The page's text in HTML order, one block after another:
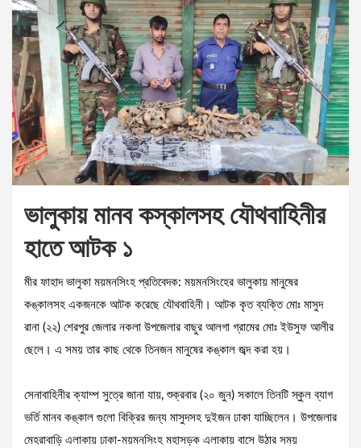
ভালুকায় মানব কস্কালসহ যৌথবাহিনীর
হাতে আটক ১
মীর ফাহাদ ভালুকা ময়মনসিংহ প্রতিবেদক: ময়মনসিংহের ভালুকায় মানুষের
কঙ্কালসহ একজনকে আটক করেছে যৌথবাহিনী। আটক কৃত ব্যক্তি মোঃ মাসুদ
রানা (২২) শেরপুর জেলার নকলা উপজেলার বাছুর আলগা গ্রামের মোঃ ইউসুফ আলীর
ছেলে। এ সময় তার কাছ থেকে তিনজন মানুষের কঙ্কাল জব্দ করা হয়।
সেনাবাহিনীর ক্যাম্প সুত্রে জানা যায়, শুক্রবার (২০ জুন) সকালে তিনটি স্কুল ব্যাগ
ভর্তি মানব কঙ্কাল গুলো বিক্রির জন্য মাসুদসহ দুইজন ঢাকা যাচ্ছিলেন। উপজেলার
মেহরাবাড়ি এলাকায় ঢাকা-ময়মনসিংহ মহাসড়ক এলাকায় বাসে উঠার সময়